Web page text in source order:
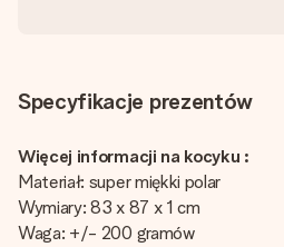
Specyfikacje prezentów
Więcej informacji na kocyku :
Materiał: super miękki polar
Wymiary: 83 x 87 x 1 cm
Waga: +/- 200 gramów